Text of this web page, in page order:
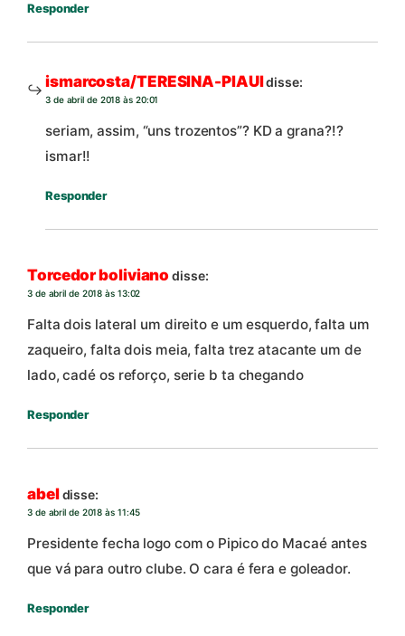
Responder
ismarcosta/TERESINA-PIAUIdisse:
3 de abril de 2018 às 20:01
seriam, assim, “uns trozentos”? KD a grana?!?
ismar!!
Responder
Torcedor boliviano disse:
3 de abril de 2018 às 13:02
Falta dois lateral um direito e um esquerdo, falta um
zaqueiro, falta dois meia, falta trez atacante um de
lado, cadé os reforço, serie b ta chegando
Responder
abeldisse:
3 de abril de 2018 às 11:45
Presidente fecha logo com o Pipico do Macaé antes
que vá para outro clube. O cara é fera e goleador.
Responder